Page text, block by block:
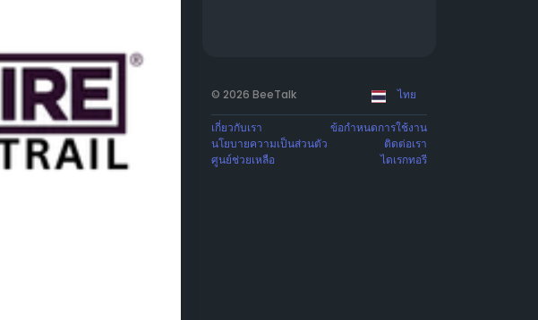
© 2026 BeeTalk ไทย
เกี่ยวกับเรา
ข้อกำหนดการใช้งาน
นโยบายความเป็นส่วนตัว
ติดต่อเรา
ศูนย์ช่วยเหลือ
ไดเรกทอรี